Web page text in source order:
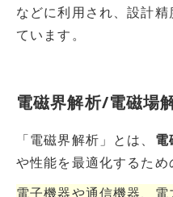
などに利用され、設計
ています。
電磁界解析/電磁場
「電磁界解析」とは、 電
や性能を最適化するため
電子機器や通信機器、電